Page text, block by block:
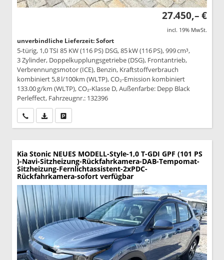
27.450,– €
incl. 19% MwSt.
unverbindliche Lieferzeit: Sofort
5-türig, 1,0 TSI 85 KW (116 PS) DSG, 85 kW (116 PS), 999 cm³,
3 Zylinder, Doppelkupplungsgetriebe (DSG), Frontantrieb,
Verbrennungsmotor (ICE), Benzin, Kraftstoffverbrauch
kombiniert 5,8 l/100km (WLTP), CO₂-Emission kombiniert
133.00 g/km (WLTP), CO₂-Klasse D, Außenfarbe: Depp Black
Perleffect, Fahrzeugnr.: 132396
Wir rufen Sie anPDF-Datei, Fahrzeugexposé drucken
Kia Stonic NEUES MODELL-Style-1,0 T-GDI GPF (101 PS
)-Navi-Sitzheizung-Rückfahrkamera-DAB-Tempomat-
Sitzheizung-Fernlichtassistent-2xPDC-
Rückfahrkamera-sofort verfügbar